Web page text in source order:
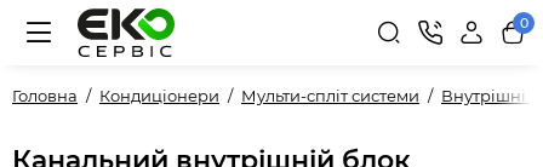
0
Головна Кондиціонери Мульти-спліт системи Внутрішні
Канальний внутрішній блок